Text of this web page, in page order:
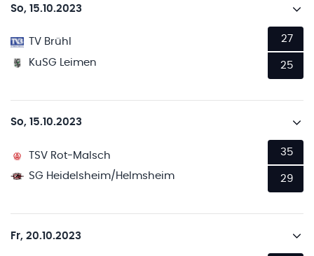
So, 15.10.2023
TV Brühl
KuSG Leimen
27
25
So, 15.10.2023
TSV Rot-Malsch
SG Heidelsheim/Helmsheim
35
29
Fr, 20.10.2023